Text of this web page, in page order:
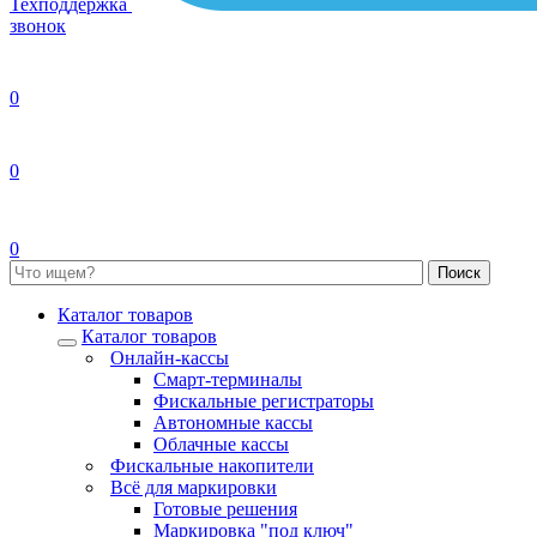
Техподдержка
звонок
0
0
0
Каталог товаров
Каталог товаров
Онлайн-кассы
Смарт-терминалы
Фискальные регистраторы
Автономные кассы
Облачные кассы
Фискальные накопители
Всё для маркировки
Готовые решения
Маркировка "под ключ"